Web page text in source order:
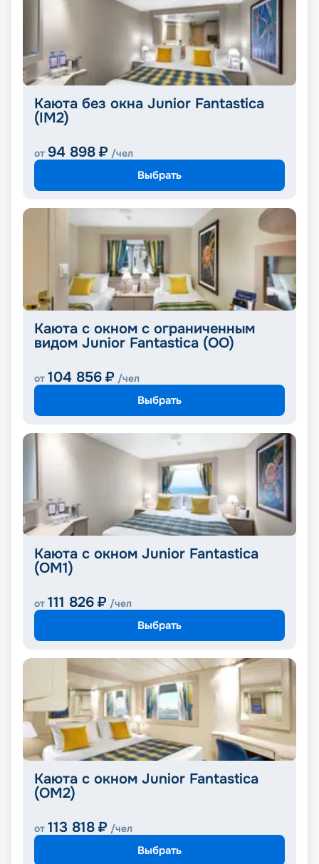
Каюта без окна Junior Fantastica
(IM2)
от 94 898 ₽ /чел
Выбрать
Каюта с окном с ограниченным
видом Junior Fantastica (OO)
от 104 856 ₽ /чел
Выбрать
Каюта с окном Junior Fantastica
(OM1)
от 111 826 ₽ /чел
Выбрать
Каюта с окном Junior Fantastica
(OM2)
от 113 818 ₽ /чел
Выбрать